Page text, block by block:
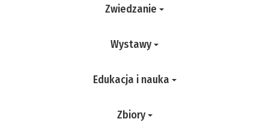
Zwiedzanie
Wystawy
Edukacja i nauka
Zbiory